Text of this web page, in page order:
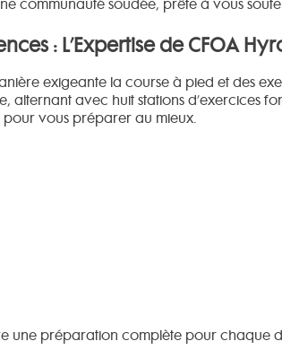
communauté soudée, prête à vous
: L’Expertise de CFOA
exigeante la course à pied et des
avec huit stations d’exercices
vous préparer au mieux.
une préparation complète pour chaque